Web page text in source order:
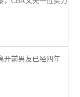
开前男友已经四年